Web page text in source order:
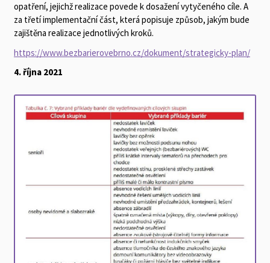
opatření, jejichž realizace povede k dosažení vytyčeného cíle. A
za třetí implementační část, která popisuje způsob, jakým bude
zajištěna realizace jednotlivých kroků.
https://www.bezbarierovebrno.cz/dokument/strategicky-plan/
4. října 2021